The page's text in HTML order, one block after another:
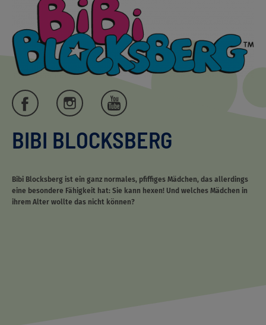
BIBI BLOCKSBERG
Bibi Blocksberg ist ein ganz normales, pfiffiges Mädchen, das allerdings
eine besondere Fähigkeit hat: Sie kann hexen! Und welches Mädchen in
ihrem Alter wollte das nicht können?